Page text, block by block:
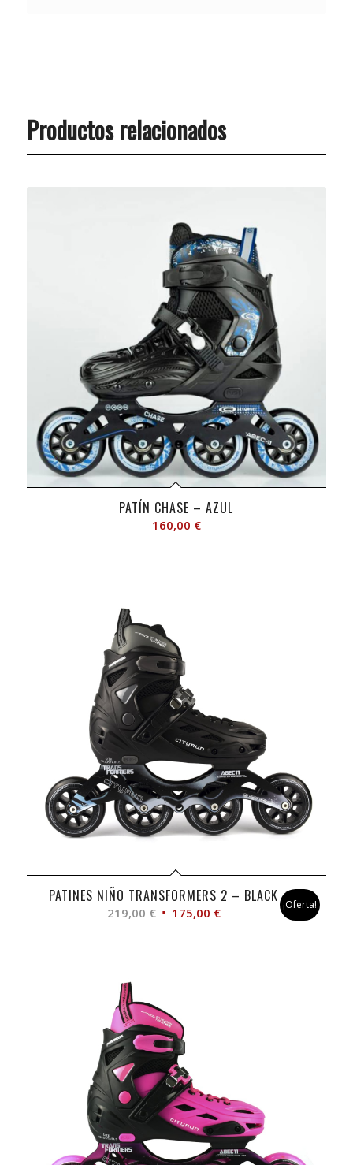
Productos relacionados
PATÍN CHASE – AZUL
160,00 €
PATINES NIÑO TRANSFORMERS 2 – BLACK
219,00€ El 175,00 €El
¡Oferta!